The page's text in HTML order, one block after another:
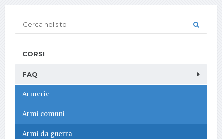
CORSI
FAQ
Armerie
Armi comuni
Armi da guerra